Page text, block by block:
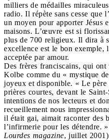
milliers de médailles
radio. Il répète sans cesse que
un moyen pour apporter Jésus
maisons. L’œuvre est si
plus de 700 religieux. Il dira à
excellence est le bon exemple,
acceptée par amour.
Des frères franciscains, qui
Kolbe comme du « mystique
joyeux et disponible. « Le
prières courtes, devant le
intentions de nos lecteurs et
recueillement nous
il était gai, aimait raconter des
l’infirmerie pour les détendre.
Lourdes magazine, juillet